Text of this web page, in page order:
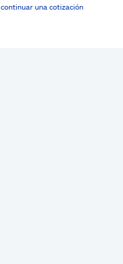
continuar una cotización